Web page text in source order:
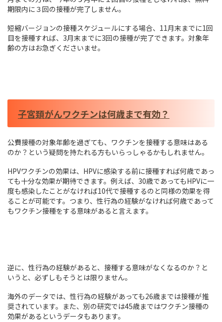
期限内に３回の接種が完了しません。
短縮バージョンの接種スケジュールにする場合、11月末までに1回
目を接種すれば、3月末までに3回の接種が完了できます。対象年
齢の方はお急ぎくださいませ。
子宮頚がんワクチンは何歳まで有効？
公費接種の対象年齢を過ぎても、ワクチンを接種する意味はある
のか？という疑問を持たれる方もいらっしゃるかもしれません。
HPVワクチンの効果は、HPVに感染する前に接種すれば何歳であっ
ても十分な効果が期待できます。例えば、30歳であってもHPVに一
度も感染したことがなければ10代で接種するのと同様の効果を得
ることが可能です。つまり、性行為の経験がなければ何歳であって
もワクチン接種をする意味があると言えます。
逆に、性行為の経験があると、接種する意味がなくなるのか？と
いうと、必ずしもそうとは限りません。
海外のデータでは、性行為の経験があっても26歳までは接種が推
奨されています。また、別の研究では45歳まではワクチン接種の
効果があるというデータもあります。